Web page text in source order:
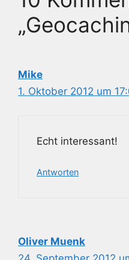
Mike
1. Oktober 2012 um
Echt interessant!
Antworten
Oliver Muenk